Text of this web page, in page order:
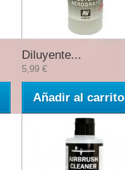
Diluyente...
5,99 €
Añadir al carrito